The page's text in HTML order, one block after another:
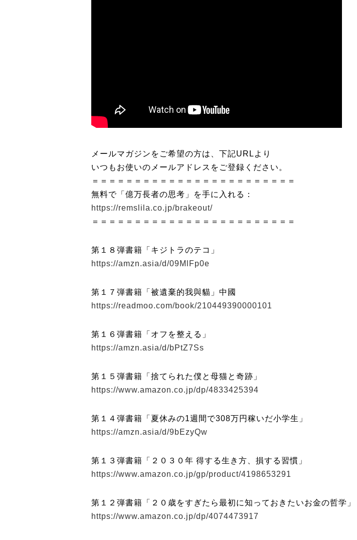
メールマガジンをご希望の方は、下記URLより
いつもお使いのメールアドレスをご登録ください。
＝＝＝＝＝＝＝＝＝＝＝＝＝＝＝＝＝＝＝＝＝＝＝＝
無料で「億万長者の思考」を手に入れる：
https://remslila.co.jp/brakeout/
＝＝＝＝＝＝＝＝＝＝＝＝＝＝＝＝＝＝＝＝＝＝＝＝
第１８弾書籍「キジトラのテコ」
https://amzn.asia/d/09MlFp0e
第１７弾書籍「被遺棄的我與貓」中國
https://readmoo.com/book/210449390000101
第１６弾書籍「オフを整える」
https://amzn.asia/d/bPtZ7Ss
第１５弾書籍「捨てられた僕と母猫と奇跡」
https://www.amazon.co.jp/dp/4833425394
第１４弾書籍「夏休みの1週間で308万円稼いだ小学生」
https://amzn.asia/d/9bEzyQw
第１３弾書籍「２０３０年 得する生き方、損する習慣」
https://www.amazon.co.jp/gp/product/4198653291
第１２弾書籍「２０歳をすぎたら最初に知っておきたいお金の哲学」
https://www.amazon.co.jp/dp/4074473917